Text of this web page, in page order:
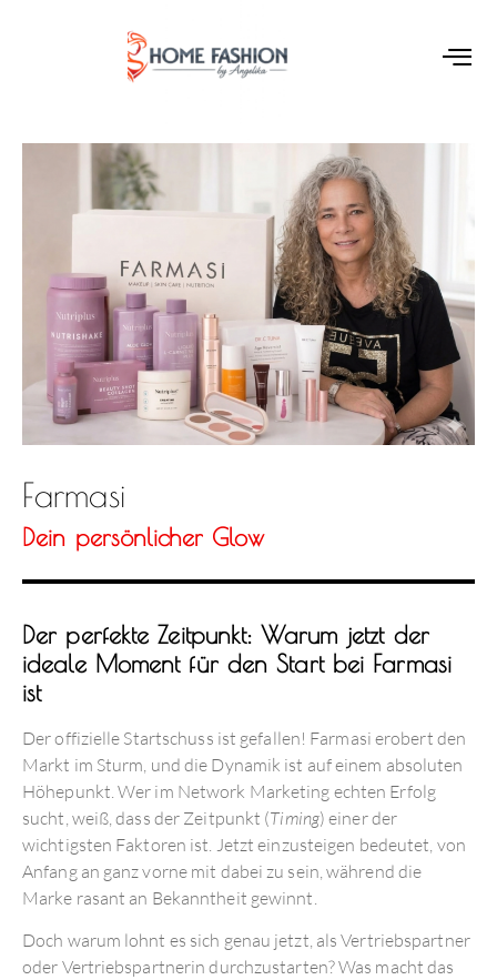
Farmasi
Dein persönlicher Glow
Der perfekte Zeitpunkt: Warum jetzt der
ideale Moment für den Start bei Farmasi
ist
Der offizielle Startschuss ist gefallen! Farmasi erobert den
Markt im Sturm, und die Dynamik ist auf einem absoluten
Höhepunkt. Wer im Network Marketing echten Erfolg
sucht, weiß, dass der Zeitpunkt (Timing) einer der
wichtigsten Faktoren ist. Jetzt einzusteigen bedeutet, von
Anfang an ganz vorne mit dabei zu sein, während die
Marke rasant an Bekanntheit gewinnt.
Doch warum lohnt es sich genau jetzt, als Vertriebspartner
oder Vertriebspartnerin durchzustarten? Was macht das